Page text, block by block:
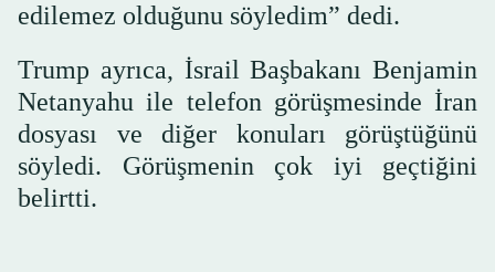
edilemez olduğunu söyledim” dedi.
Trump ayrıca, İsrail Başbakanı Benjamin
Netanyahu ile telefon görüşmesinde İran
dosyası ve diğer konuları görüştüğünü
söyledi. Görüşmenin çok iyi geçtiğini
belirtti.